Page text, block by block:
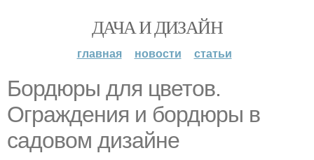
ДАЧА И ДИЗАЙН
главная новости статьи
Бордюры для цветов.
Ограждения и бордюры в
садовом дизайне